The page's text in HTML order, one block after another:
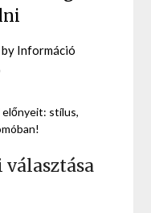
by Információ
előnyeit: stílus,